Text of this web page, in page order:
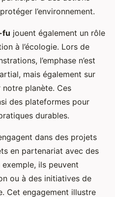
l’environnement.
fu jouent également un rôle
à l’écologie. Lors de
l’emphase n’est
mais également sur
notre planète. Ces
des plateformes pour
durables.
dans des projets
en partenariat avec des
ils peuvent
ou à des initiatives de
Cet engagement illustre